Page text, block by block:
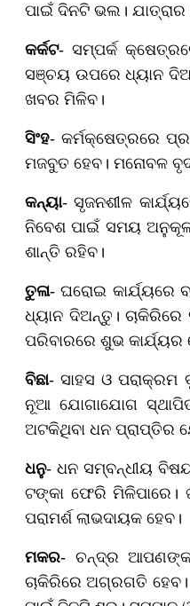
ପାଇଁ ଦିନଟି ଭଲ। ଯାତ୍ରାର
କର୍କଟ- ସମ୍ପର୍କ
ସଞ୍ଚୟ ଉପରେ ଧ୍ୟାନ
ଖବର ମିଳିବ।
ସିଂହ- କର୍ମକ୍ଷେତ୍ରରେ
ମଜବୁତ ହେବ। ମନୋବଳ
କନ୍ୟା- ସୃଜନଶୀଳ
ନିବେଶ ପାଇଁ ସମୟ
ଶାନ୍ତି ରହିବ।
ତୁଳା- ଘରୋଇ କାର୍ଯ୍ୟରେ
ଧ୍ୟାନ ଦିଅନ୍ତୁ।
ପରିବାରରେ ଶୁଭ କାର୍ଯ୍ୟର
ବିଛା- ସାହସ ଓ ପରାକ୍ରମ
ନୂଆ ଯୋଗାଯୋଗ ସ୍ଥାପିତ
ଅଟକିଥିବା ଧନ ପ୍ରାପ୍ତିର
ଧନୁ- ଧନ ସମ୍ବନ୍ଧୀୟ
ଟଙ୍କା ଫେରି ମିଳିପାରେ।
ପରାମର୍ଶ ଲାଭଦାୟକ ହେବ।
ମକର- ଚନ୍ଦ୍ର ଆପଣଙ୍କ
ଚାକିରିରେ ଅଗ୍ରଗତି